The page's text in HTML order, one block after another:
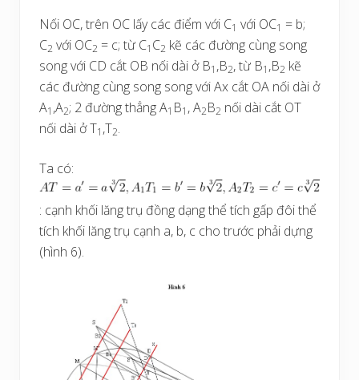
Nối OC, trên OC lấy các điểm với C1 với OC1 = b;
C2 với OC2 = c; từ C1 C2 kẽ các đường cùng song
song với CD cắt OB nối dài ở B1 ,B2, từ B1 ,B2 kẽ
các đường cùng song song với Ax cắt OA nối dài ở
A1 ,A2; 2 đường thẳng A1 B1 , A2B2 nối dài cắt OT
nối dài ở T1 ,T2.
Ta có:
: cạnh khối lăng trụ đồng dạng thể tích gấp đôi thể
tích khối lăng trụ cạnh a, b, c cho trước phải dựng
(hình 6).